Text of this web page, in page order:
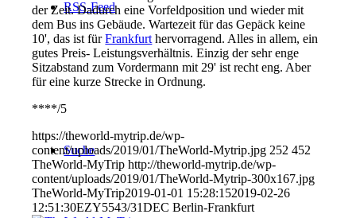
RSS-Feed
Suche
der Zeit. Dadurch eine Vorfeldposition und wieder mit
dem Bus ins Gebäude. Wartezeit für das Gepäck keine
10', das ist fürFrankfurt hervorragend. Alles in allem, ein
gutes Preis- Leistungsverhältnis. Einzig der sehr enge
Sitzabstand zum Vordermann mit 29' ist recht eng. Aber
für eine kurze Strecke in Ordnung.
****/5
https://theworld-mytrip.de/wp-
content/uploads/2019/01/TheWorld-Mytrip.jpg 252 452
TheWorld-MyTrip http://theworld-mytrip.de/wp-
content/uploads/2019/01/TheWorld-Mytrip-300x167.jpg
TheWorld-MyTrip2019-01-01 15:28:152019-02-26
12:51:30EZY5543/31DEC Berlin-Frankfurt